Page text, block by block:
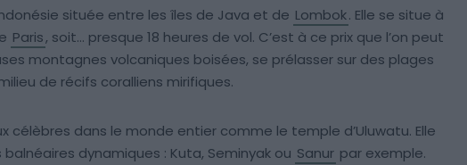
située entre les îles de Java et de Lombok. Elle se situe à
Paris, soit… presque 18 heures de vol. C’est à ce prix que l’on peut
montagnes volcaniques boisées, se prélasser sur des plages
de récifs coralliens mirifiques.
célèbres dans le monde entier comme le temple d’Uluwatu. Elle
dynamiques : Kuta, Seminyak ou Sanur par exemple.